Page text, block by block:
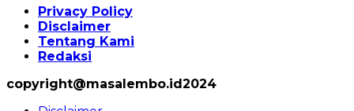
Privacy Policy
Disclaimer
Tentang Kami
Redaksi
copyright@masalembo.id2024